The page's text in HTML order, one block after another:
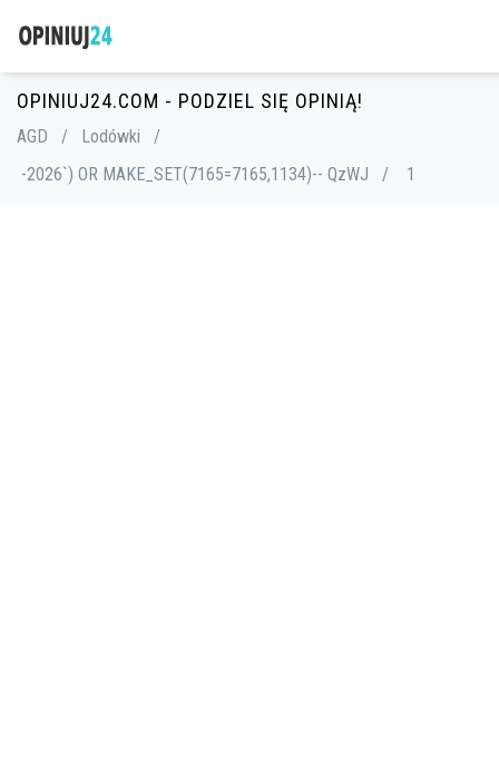
OPINIUJ24.COM - PODZIEL SIĘ OPINIĄ!
AGD / Lodówki
/
-2026`) OR MAKE_SET(7165=7165,1134)-- QzWJ
/ 1